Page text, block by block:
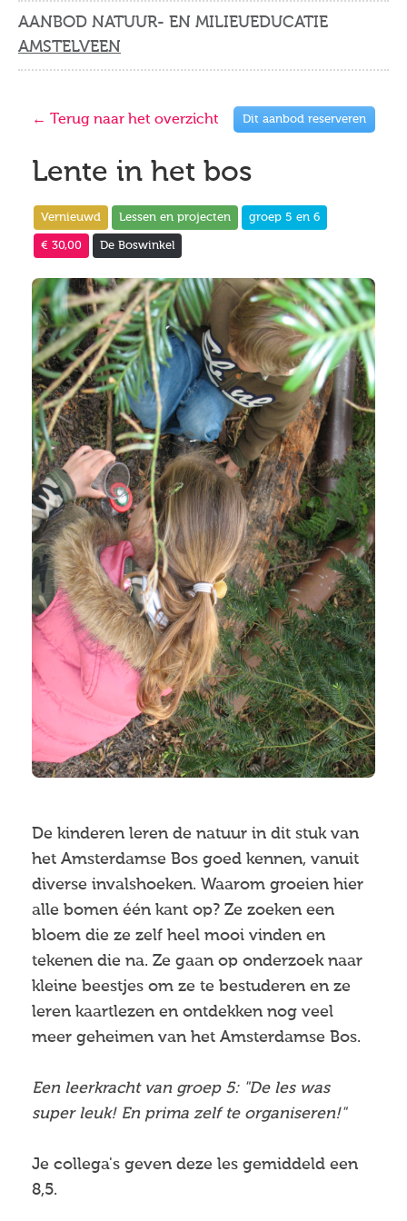
AANBOD NATUUR- EN MILIEUEDUCATIE
AMSTELVEEN
← Terug naar het overzicht Dit aanbod reserveren
Lente in het bos
Vernieuwd Lessen en projecten groep 5 en 6
€ 30,00 De Boswinkel
De kinderen leren de natuur in dit stuk van
het Amsterdamse Bos goed kennen, vanuit
diverse invalshoeken. Waarom groeien hier
alle bomen één kant op? Ze zoeken een
bloem die ze zelf heel mooi vinden en
tekenen die na. Ze gaan op onderzoek naar
kleine beestjes om ze te bestuderen en ze
leren kaartlezen en ontdekken nog veel
meer geheimen van het Amsterdamse Bos.
Een leerkracht van groep 5: "De les was
super leuk! En prima zelf te organiseren!"
Je collega's geven deze les gemiddeld een
8,5.